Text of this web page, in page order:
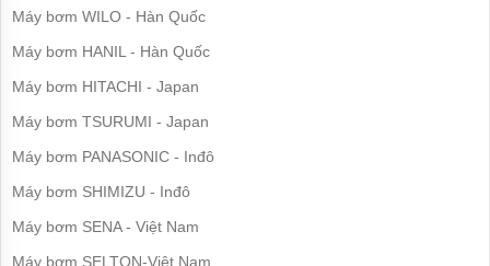
Máy
bơm
giếng
Máy
giếng
lưu
lớn
Máy bơm WILO - Hàn Quốc
Máy bơm HANIL - Hàn Quốc
Máy bơm HITACHI - Japan
Máy bơm TSURUMI - Japan
Máy bơm PANASONIC - Inđô
Máy bơm SHIMIZU - Inđô
Máy bơm SENA - Việt Nam
Máy bơm SELTON-Việt Nam